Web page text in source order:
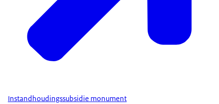
Instandhoudingssubsidie monument